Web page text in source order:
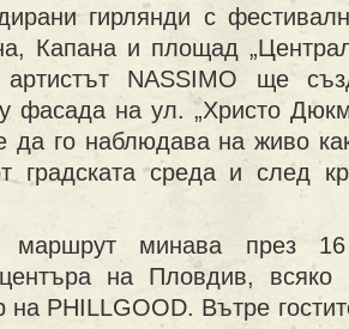
гирлянди с
Капана и площад
NASSIMO ще
фасада на ул. „Христо
да го наблюдава на живо
градската среда и след
маршрут минава през
на Пловдив, всяко
на PHILLGOOD. Вътре